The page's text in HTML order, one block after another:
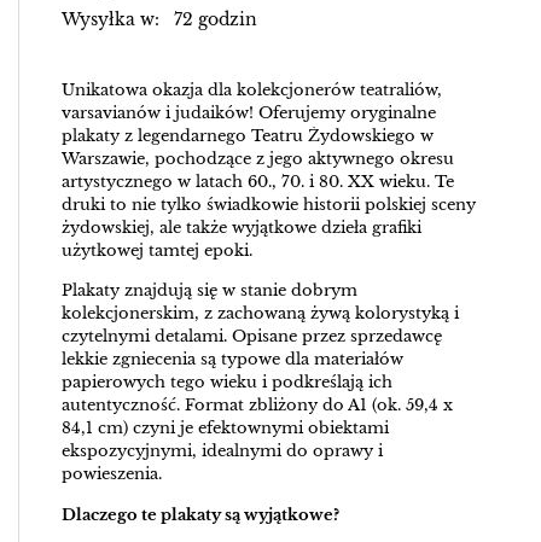
Wysyłka w: 72 godzin
Unikatowa okazja dla kolekcjonerów teatraliów,
varsavianów i judaików! Oferujemy oryginalne
plakaty z legendarnego Teatru Żydowskiego w
Warszawie, pochodzące z jego aktywnego okresu
artystycznego w latach 60., 70. i 80. XX wieku. Te
druki to nie tylko świadkowie historii polskiej sceny
żydowskiej, ale także wyjątkowe dzieła grafiki
użytkowej tamtej epoki.
Plakaty znajdują się w stanie dobrym
kolekcjonerskim, z zachowaną żywą kolorystyką i
czytelnymi detalami. Opisane przez sprzedawcę
lekkie zgniecenia są typowe dla materiałów
papierowych tego wieku i podkreślają ich
autentyczność. Format zbliżony do A1 (ok. 59,4 x
84,1 cm) czyni je efektownymi obiektami
ekspozycyjnymi, idealnymi do oprawy i
powieszenia.
Dlaczego te plakaty są wyjątkowe?